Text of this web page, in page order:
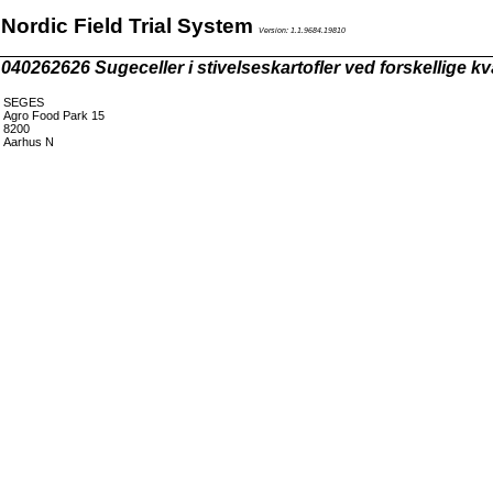
Nordic Field Trial System Version: 1.1.9684.19810
040262626 Sugeceller i stivelseskartofler ved forskellige
SEGES
Agro Food Park 15
8200
Aarhus N